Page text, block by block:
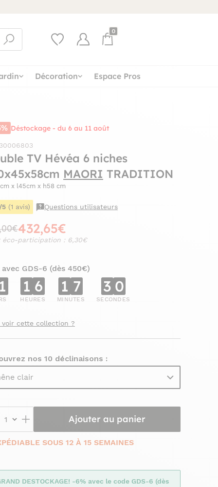
0
Décoration Espace Pros
Déstockage - du 6 au 11 août
TV Hévéa 6 niches
MAORI TRADITION
x l45cm x h58 cm
5 (1 avis) Questions utilisateurs
432,65€
éco-participation : 6,30€
GDS-6 (dès 450€)
1 1 6
HEURES
1 7
MINUTES
2 9
SECONDES
voir cette collection ?
nos 10 déclinaisons :
clair
Ajouter au panier
SOUS 12 À 15 SEMAINES
DESTOCKAGE! -6% avec le code GDS-6 (dès